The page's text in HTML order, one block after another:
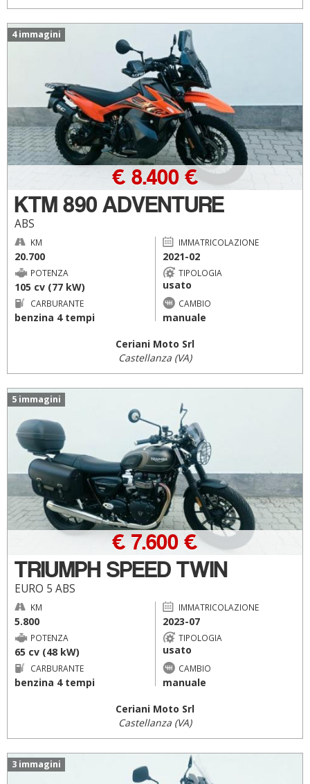
4 immagini
KTM 890 ADVENTURE
ABS
€ 8.400 €
KM
20.700
IMMATRICOLAZIONE
2021-02
POTENZA
105 cv (77 kW)
TIPOLOGIA
usato
CARBURANTE
benzina 4 tempi
CAMBIO
manuale
Ceriani Moto Srl
Castellanza (VA)
5 immagini
TRIUMPH SPEED TWIN
EURO 5 ABS
€ 7.600 €
KM
5.800
IMMATRICOLAZIONE
2023-07
POTENZA
65 cv (48 kW)
TIPOLOGIA
usato
CARBURANTE
benzina 4 tempi
CAMBIO
manuale
Ceriani Moto Srl
Castellanza (VA)
3 immagini